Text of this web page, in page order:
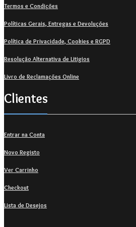
Termos e Condições
Políticas Gerais, Entregas e Devoluções
Política de Privacidade, Cookies e RGPD
Resolução Alternativa de Litigios
Livro de Reclamações Online
Clientes
Entrar na Conta
Novo Registo
Ver Carrinho
Checkout
Lista de Desejos